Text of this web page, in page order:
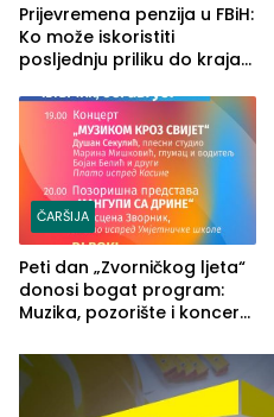
Prijevremena penzija u FBiH:
Ko može iskoristiti
posljednju priliku do kraja
ČARŠIJA
Peti dan „Zvorničkog ljeta“
donosi bogat program:
Muzika, pozorište i koncert